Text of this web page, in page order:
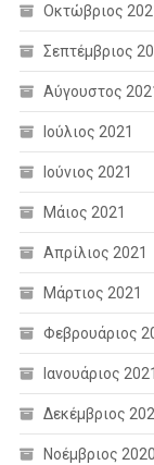
Οκτώβριος
Σεπτέμβριος
Αύγουστος
Ιούλιος 2021
Ιούνιος 2021
Μάιος 2021
Απρίλιος 2021
Μάρτιος 2021
Φεβρουάριος
Ιανουάριος 2021
Δεκέμβριος
Νοέμβριος 2020